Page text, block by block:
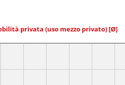
privata (uso mezzo privato) [Ø]